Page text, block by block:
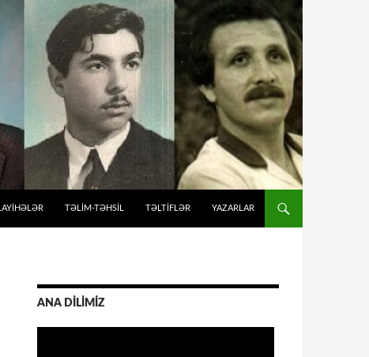
LAYİHƏLƏR TƏLIM-TƏHSIL TƏLTİFLƏR YAZARLAR
ANA DİLİMİZ